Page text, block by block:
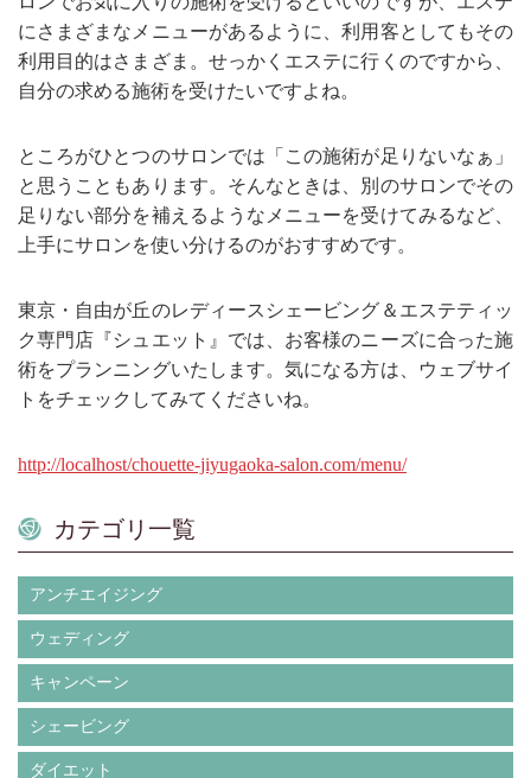
にさまざまなメニューがあるように、利用客としてもその
利用目的はさまざま。せっかくエステに行くのですから、
自分の求める施術を受けたいですよね。
ところがひとつのサロンでは「この施術が足りないなぁ」
と思うこともあります。そんなときは、別のサロンでその
足りない部分を補えるようなメニューを受けてみるなど、
上手にサロンを使い分けるのがおすすめです。
東京・自由が丘のレディースシェービング＆エステティッ
ク専門店『シュエット』では、お客様のニーズに合った施
術をプランニングいたします。気になる方は、ウェブサイ
トをチェックしてみてくださいね。
http://localhost/chouette-jiyugaoka-salon.com/menu/
カテゴリ一覧
アンチエイジング
ウェディング
キャンペーン
シェービング
ダイエット